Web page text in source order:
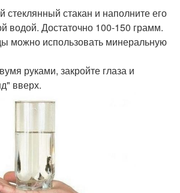
стеклянный стакан и наполните его
водой. Достаточно 100-150 грамм.
можно использовать минеральную
руками, закройте глаза и
вверх.